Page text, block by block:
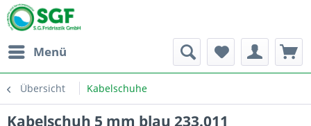
Menü
Übersicht Kabelschuhe
Kabelschuh 5 mm blau 233.011